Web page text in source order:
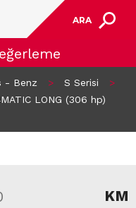
ARA
- Benz > S Serisi
>
LONG (306 hp)
KM